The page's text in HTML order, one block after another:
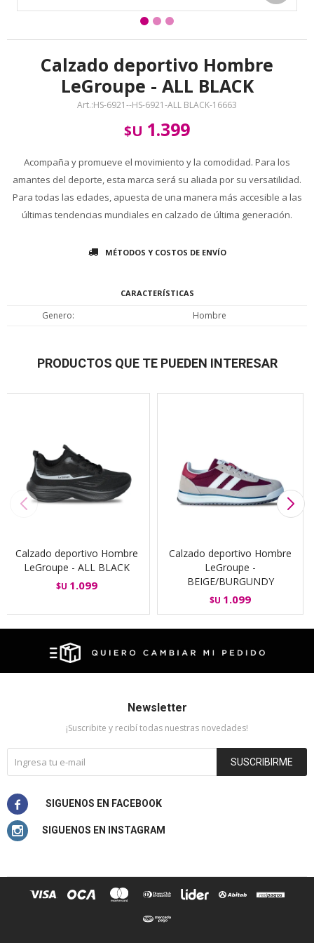
Calzado deportivo Hombre
LeGroupe - ALL BLACK
HS-6921--HS-6921-ALL BLACK-16663
$U 1.399
Acompaña y promueve el movimiento y la comodidad. Para los
amantes del deporte, esta marca será su aliada por su versatilidad.
Para todas las edades, apuesta de una manera más accesible a las
últimas tendencias mundiales en calzado de última generación.
MÉTODOS Y COSTOS DE ENVÍO
CARACTERÍSTICAS
Genero Hombre
PRODUCTOS QUE TE PUEDEN INTERESAR
Calzado deportivo Hombre
LeGroupe - ALL BLACK
$U 1.099
Calzado deportivo Hombre
LeGroupe -
BEIGE/BURGUNDY
$U 1.099
Newsletter
¡Suscribite y recibí todas nuestras novedades!
SUSCRIBIRME

